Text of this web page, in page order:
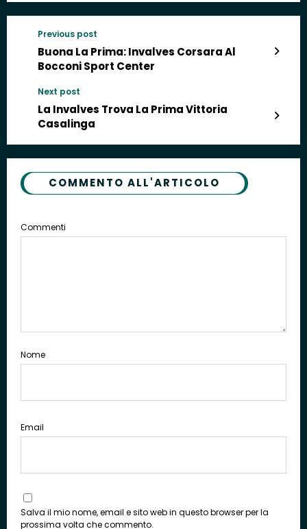
Previous post
Buona La Prima: Invalves Corsara Al
Bocconi Sport Center
Next post
La Invalves Trova La Prima Vittoria
Casalinga
COMMENTO ALL'ARTICOLO
Commenti
Nome
Email
Salva il mio nome, email e sito web in questo browser per la
prossima volta che commento.